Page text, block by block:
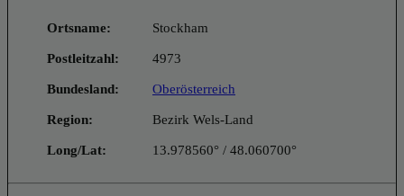
Ortsname: Stockham
Postleitzahl: 4973
Bundesland: Oberösterreich
Region: Bezirk Wels-Land
Long/Lat: 13.978560° / 48.060700°